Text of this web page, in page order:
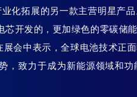
化拓展的另一款主营明星产
开发的，更加绿色的零碳储能
展会中表示，全球电池技术正
，致力于成为新能源领域和